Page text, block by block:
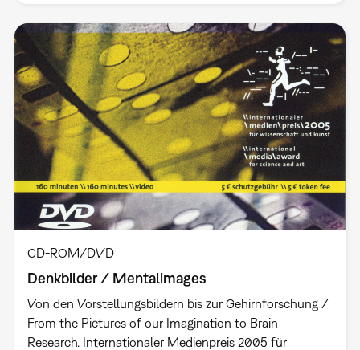
CD-ROM/DVD
Denkbilder / Mentalimages
Von den Vorstellungsbildern bis zur Gehirnforschung /
From the Pictures of our Imagination to Brain
Research. Internationaler Medienpreis 2005 für